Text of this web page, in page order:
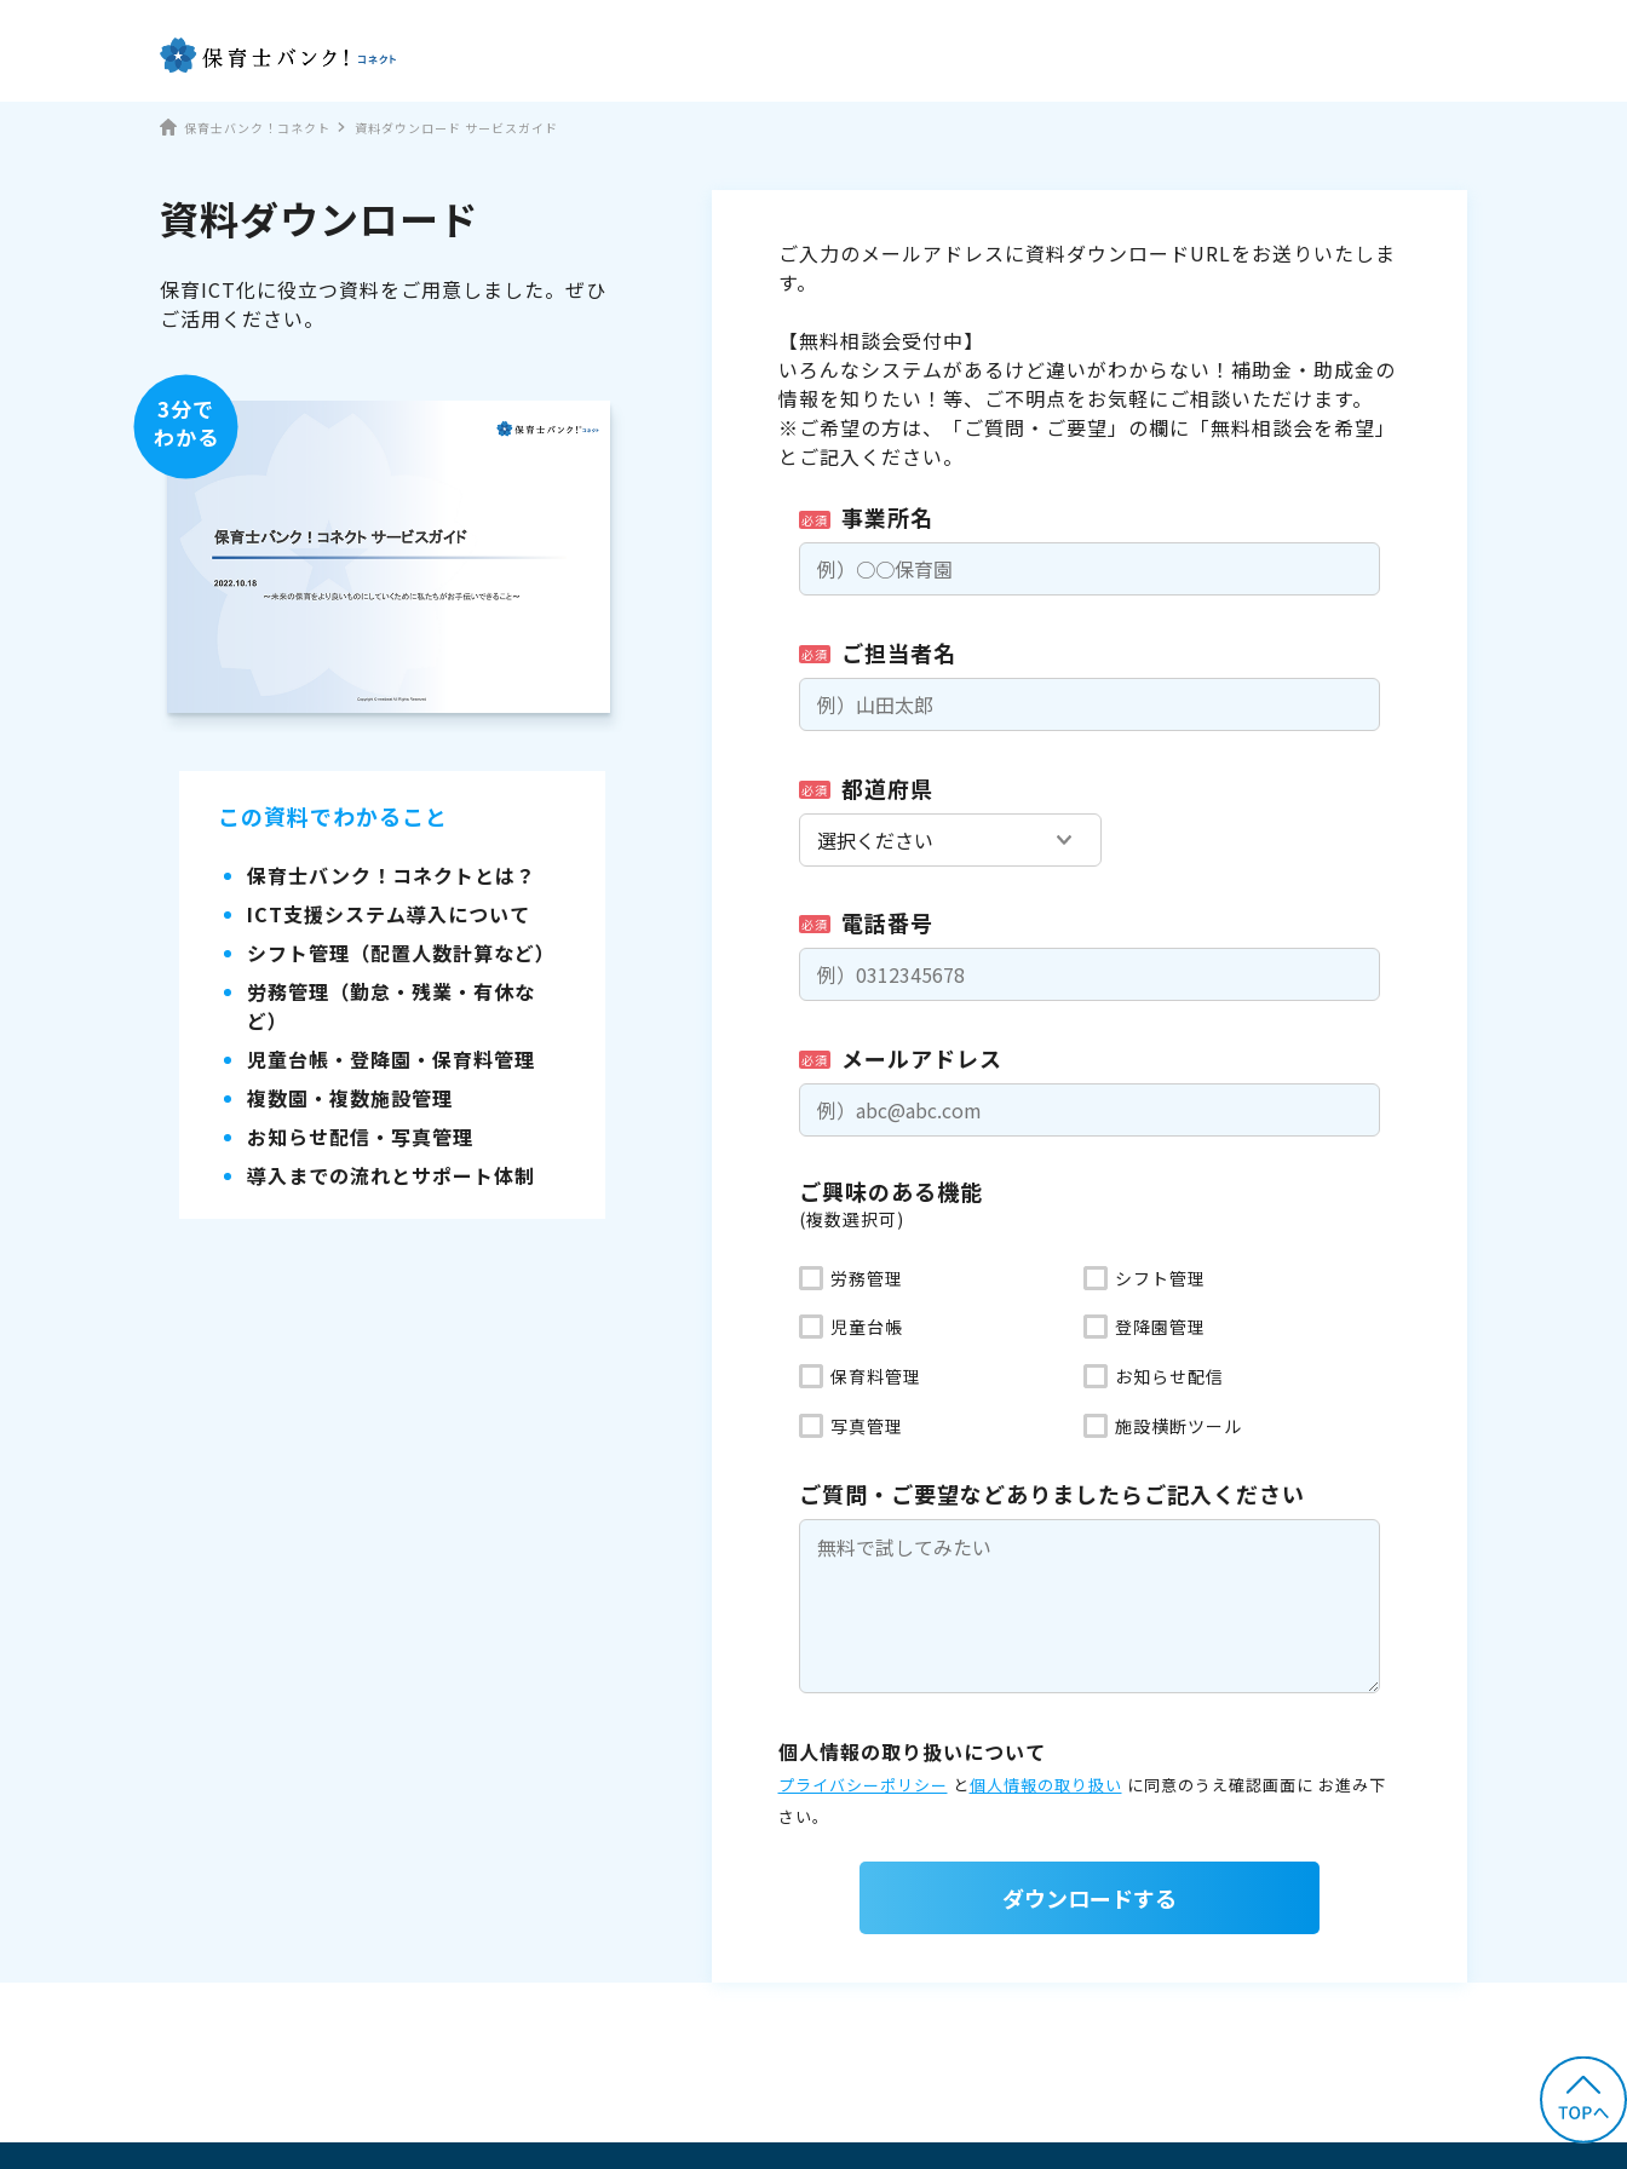
保育士バンク！コネクト 資料ダウンロード サービスガイド
資料ダウンロード
保育ICT化に役立つ資料をご用意しました。ぜひ
ご活用ください。
3分で
わかる
この資料でわかること
保育士バンク！コネクトとは？
ICT支援システム導入について
シフト管理（配置人数計算など）
労務管理（勤怠・残業・有休な
ど）
児童台帳・登降園・保育料管理
複数園・複数施設管理
お知らせ配信・写真管理
導入までの流れとサポート体制
ご入力のメールアドレスに資料ダウンロードURLをお送りいたしま
す。
【無料相談会受付中】
いろんなシステムがあるけど違いがわからない！補助金・助成金の
情報を知りたい！等、ご不明点をお気軽にご相談いただけます。
※ご希望の方は、「ご質問・ご要望」の欄に「無料相談会を希望」
とご記入ください。
必須 事業所名
必須 ご担当者名
必須 都道府県
必須 電話番号
必須 メールアドレス
ご興味のある機能
(複数選択可)
労務管理 シフト管理
児童台帳 登降園管理
保育料管理 お知らせ配信
写真管理 施設横断ツール
ご質問・ご要望などありましたらご記入ください
個人情報の取り扱いについて
プライバシーポリシー と個人情報の取り扱い に同意のうえ確認画面に お進み下
さい。
ダウンロードする